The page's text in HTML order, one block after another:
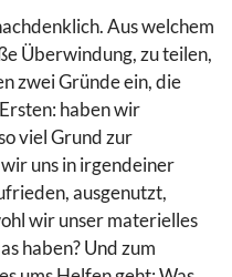
Aus welchem
Überwindung, zu teilen,
zwei Gründe ein, die
haben wir
viel Grund zur
uns in irgendeiner
ausgenutzt,
wir unser materielles
haben? Und zum